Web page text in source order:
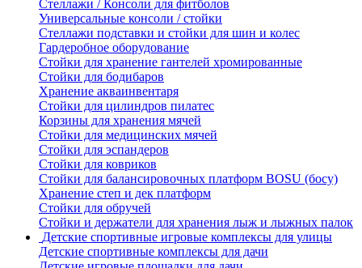
Стеллажи / Консоли для фитболов
Универсальные консоли / стойки
Стеллажи подставки и стойки для шин и колес
Гардеробное оборудование
Стойки для хранение гантелей хромированные
Стойки для бодибаров
Хранение акваинвентаря
Стойки для цилиндров пилатес
Корзины для хранения мячей
Стойки для медицинских мячей
Стойки для эспандеров
Стойки для ковриков
Стойки для балансировочных платформ BOSU (босу)
Хранение степ и дек платформ
Стойки для обручей
Стойки и держатели для хранения лыж и лыжных палок
Детские спортивные игровые комплексы для улицы
Детские спортивные комплексы для дачи